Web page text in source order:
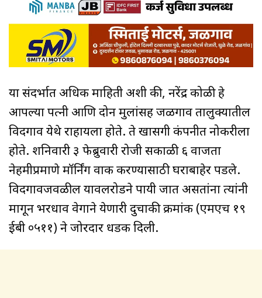
या संदर्भात अधिक माहिती अशी की, नरेंद्र कोळी हे
आपल्या पत्नी आणि दोन मुलांसह जळगाव तालुक्यातील
विदगाव येथे राहायला होते. ते खासगी कंपनीत नोकरीला
होते. शनिवारी ३ फेब्रुवारी रोजी सकाळी ६ वाजता
नेहमीप्रमाणे मॉर्निंग वाक करण्यासाठी घराबाहेर पडले.
विदगावजवळील यावलरोडने पायी जात असतांना त्यांनी
मागून भरधाव वेगाने येणारी दुचाकी क्रमांक (एमएच १९
ईबी ०५११) ने जोरदार धडक दिली.